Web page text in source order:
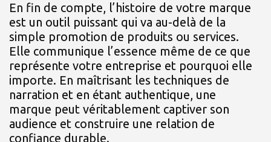
En fin de compte, l’histoire de votre marque
est un outil puissant qui va au-delà de la
simple promotion de produits ou services.
Elle communique l’essence même de ce que
représente votre entreprise et pourquoi elle
importe. En maîtrisant les techniques de
narration et en étant authentique, une
marque peut véritablement captiver son
audience et construire une relation de
confiance durable.